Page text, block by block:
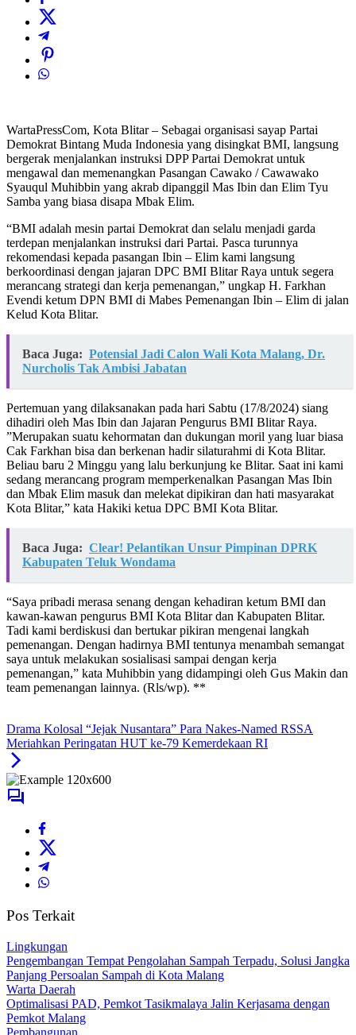
WartaPressCom, Kota Blitar – Sebagai organisasi sayap Partai
Demokrat Bintang Muda Indonesia yang disingkat BMI, langsung
bergerak menjalankan instruksi DPP Partai Demokrat untuk
mengawal dan memenangkan Pasangan Cawako / Cawawako
Syauqul Muhibbin yang akrab dipanggil Mas Ibin dan Elim Tyu
Samba yang biasa disapa Mbak Elim.
“BMI adalah mesin partai Demokrat dan selalu menjadi garda
terdepan menjalankan instruksi dari Partai. Pasca turunnya
rekomendasi kepada pasangan Ibin – Elim kami langsung
berkoordinasi dengan jajaran DPC BMI Blitar Raya untuk segera
merancang strategi dan kerja pemenangan,” ungkap H. Farkhan
Evendi ketum DPN BMI di Mabes Pemenangan Ibin – Elim di jalan
Kelud Kota Blitar.
Baca Juga: Potensial Jadi Calon Wali Kota Malang, Dr.
Nurcholis Tak Ambisi Jabatan
Pertemuan yang dilaksanakan pada hari Sabtu (17/8/2024) siang
dihadiri oleh Mas Ibin dan Jajaran Pengurus BMI Blitar Raya.
”Merupakan suatu kehormatan dan dukungan moril yang luar biasa
Cak Farkhan bisa dan berkenan hadir silaturahmi di Kota Blitar.
Beliau baru 2 Minggu yang lalu berkunjung ke Blitar. Saat ini kami
sedang merancang program memperkenalkan Pasangan Mas Ibin
dan Mbak Elim masuk dan melekat dipikiran dan hati masyarakat
Kota Blitar,” kata Hakiki ketua DPC BMI Kota Blitar.
Baca Juga: Clear! Pelantikan Unsur Pimpinan DPRK
Kabupaten Teluk Wondama
“Saya pribadi merasa senang dengan kehadiran ketum BMI dan
kawan-kawan pengurus BMI Kota Blitar dan Kabupaten Blitar.
Tadi kami berdiskusi dan bertukar pikiran mengenai langkah
pemenangan. Dengan hadirnya BMI tentunya menambah semangat
saya untuk melakukan sosialisasi sampai dengan kerja
pemenangan,” kata Muhibbin yang didampingi oleh Gus Makin dan
team pemenangan lainnya. (Rls/wp). **
Drama Kolosal “Jejak Nusantara” Para Nakes-Named RSSA
Meriahkan Peringatan HUT ke-79 Kemerdekaan RI
Pos Terkait
Lingkungan
Pengembangan Tempat Pengolahan Sampah Terpadu, Solusi Jangka
Panjang Persoalan Sampah di Kota Malang
Warta Daerah
Optimalisasi PAD, Pemkot Tasikmalaya Jalin Kerjasama dengan
Pemkot Malang
Pembangunan